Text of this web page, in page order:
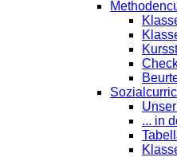
... in